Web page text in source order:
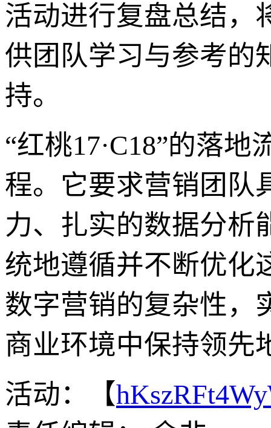
活动进行复盘总结，
供团队学习与参考的
持。
“红桃17·C18”的落
程。它要求营销团队
力、扎实的数据分析
统地遵循并不断优化
数字营销的复杂性，
商业环境中保持领先
活动：【